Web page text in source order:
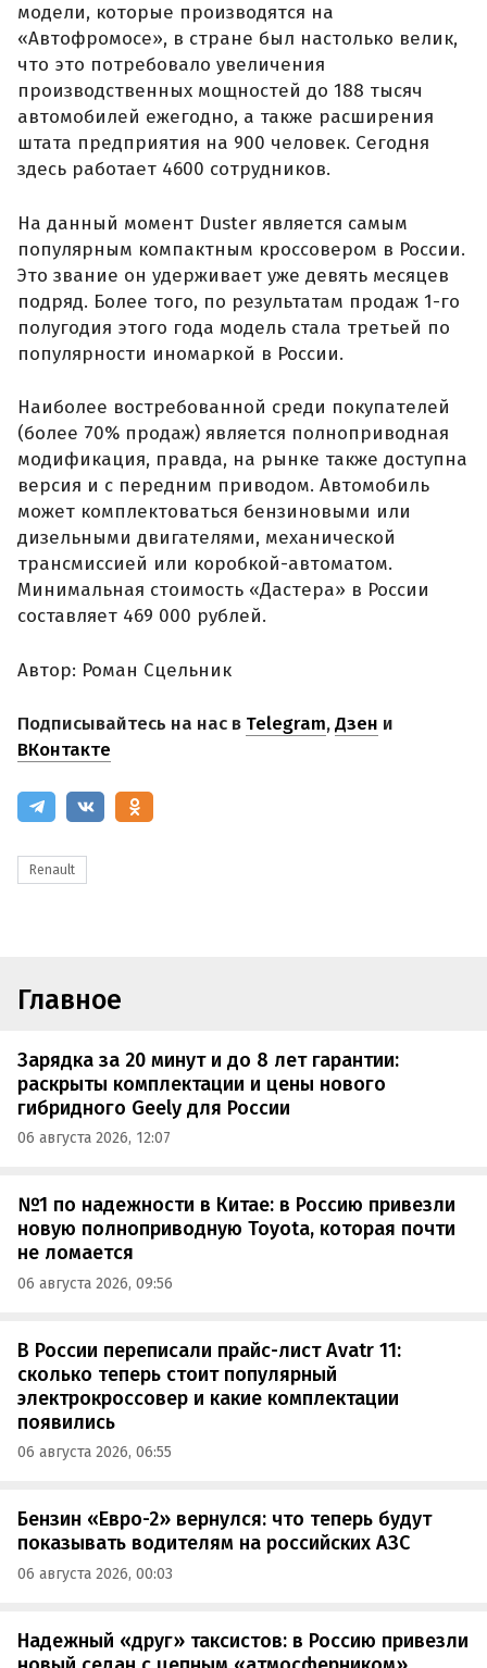
модели, которые производятся на
«Автофромосе», в стране был настолько велик,
что это потребовало увеличения
производственных мощностей до 188 тысяч
автомобилей ежегодно, а также расширения
штата предприятия на 900 человек. Сегодня
здесь работает 4600 сотрудников.
На данный момент Duster является самым
популярным компактным кроссовером в России.
Это звание он удерживает уже девять месяцев
подряд. Более того, по результатам продаж 1-го
полугодия этого года модель стала третьей по
популярности иномаркой в России.
Наиболее востребованной среди покупателей
(более 70% продаж) является полноприводная
модификация, правда, на рынке также доступна
версия и с передним приводом. Автомобиль
может комплектоваться бензиновыми или
дизельными двигателями, механической
трансмиссией или коробкой-автоматом.
Минимальная стоимость «Дастера» в России
составляет 469 000 рублей.
Автор: Роман Сцельник
Подписывайтесь на нас в Telegram,Дзен и
ВКонтакте
Renault
Главное
Зарядка за 20 минут и до 8 лет гарантии:
раскрыты комплектации и цены нового
гибридного Geely для России
06 августа 2026, 12:07
№1 по надежности в Китае: в Россию привезли
новую полноприводную Toyota, которая почти
не ломается
06 августа 2026, 09:56
В России переписали прайс-лист Avatr 11:
сколько теперь стоит популярный
электрокроссовер и какие комплектации
появились
06 августа 2026, 06:55
Бензин «Евро-2» вернулся: что теперь будут
показывать водителям на российских АЗС
06 августа 2026, 00:03
Надежный «друг» таксистов: в Россию привезли